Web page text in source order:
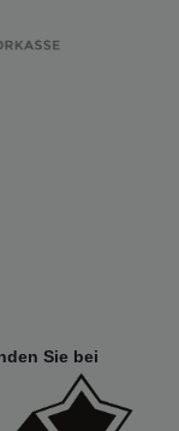
Sie bei